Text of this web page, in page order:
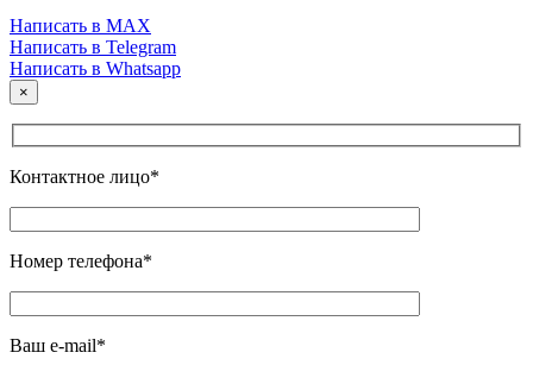
Написать в MAX
Написать в Telegram
Написать в Whatsapp
×
Контактное лицо*
Номер телефона*
Ваш e-mail*